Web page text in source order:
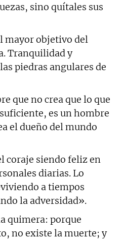
sino quítales sus
mayor objetivo del
Tranquilidad y
piedras angulares de
que no crea que lo que
es un hombre
el dueño del mundo
coraje siendo feliz en
diarias. Lo
a tiempos
la adversidad».
quimera: porque
no existe la muerte; y